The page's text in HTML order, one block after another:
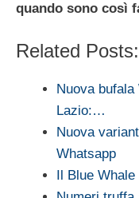
quando sono così
Related Posts:
Nuova
Lazio:…
Nuova
Whatsapp
Il Blue